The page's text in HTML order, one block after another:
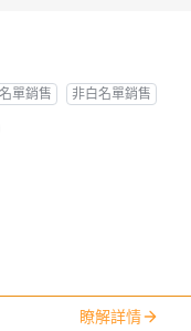
單銷售 非白名單銷售
瞭解詳情